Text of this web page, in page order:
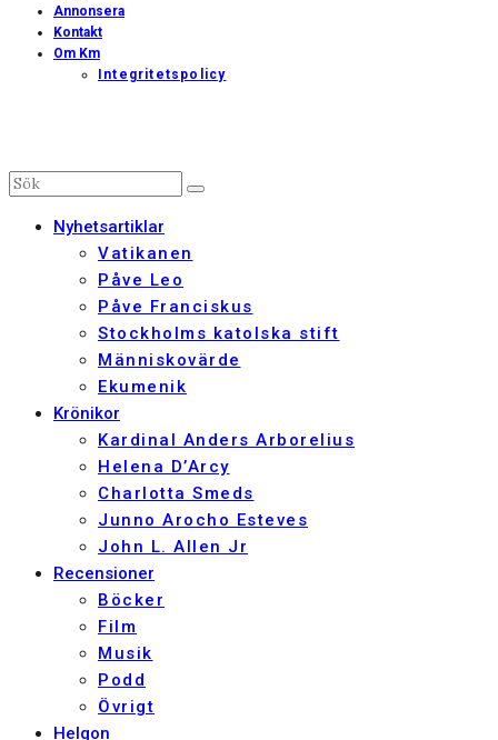
Annonsera
Kontakt
Om Km
Integritetspolicy
Nyhetsartiklar
Vatikanen
Påve Leo
Påve Franciskus
Stockholms katolska stift
Människovärde
Ekumenik
Krönikor
Kardinal Anders Arborelius
Helena D’Arcy
Charlotta Smeds
Junno Arocho Esteves
John L. Allen Jr
Recensioner
Böcker
Film
Musik
Podd
Övrigt
Helgon